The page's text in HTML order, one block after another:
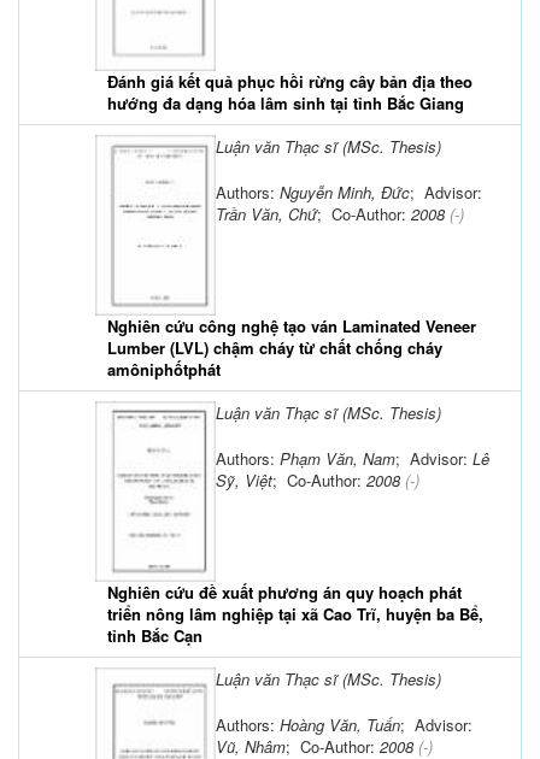
Đánh giá kết quả phục hồi rừng cây bản địa theo
hướng đa dạng hóa lâm sinh tại tỉnh Bắc Giang
Luận văn Thạc sĩ (MSc. Thesis)
Nghiên cứu công nghệ tạo ván Laminated Veneer
Lumber (LVL) chậm cháy từ chất chống cháy
amôniphốtphát
Authors: Nguyễn Minh, Đức; Advisor:
Trần Văn, Chứ; Co-Author: 2008 (-)
Luận văn Thạc sĩ (MSc. Thesis)
Nghiên cứu đề xuất phương án quy hoạch phát
triển nông lâm nghiệp tại xã Cao Trĩ, huyện ba Bể,
tỉnh Bắc Cạn
Authors: Phạm Văn, Nam; Advisor: Lê
Sỹ, Việt; Co-Author: 2008 (-)
Luận văn Thạc sĩ (MSc. Thesis)
Authors: Hoàng Văn, Tuấn; Advisor:
Vũ, Nhâm; Co-Author: 2008 (-)